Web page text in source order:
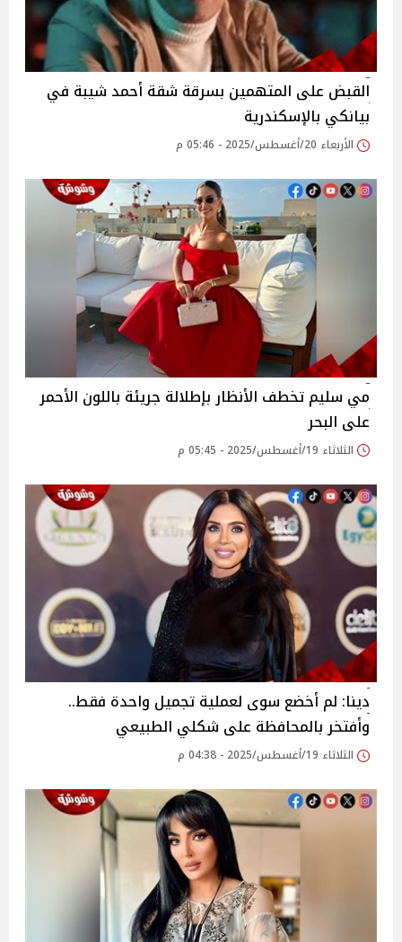
القبض على المتهمين بسرقة شقة أحمد شيبة في
بيانكي بالإسكندرية ‎
الأربعاء 20/أغسطس/2025 - 05:46 م
مي سليم تخطف الأنظار بإطلالة جريئة باللون الأحمر
على البحر
الثلاثاء 19/أغسطس/2025 - 05:45 م
دينا: لم أخضع سوى لعملية تجميل واحدة فقط..
وأفتخر بالمحافظة على شكلي الطبيعي‎‎
الثلاثاء 19/أغسطس/2025 - 04:38 م